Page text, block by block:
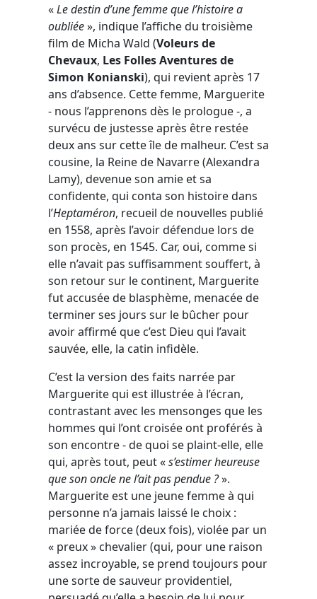
«Le destin d’une femme que l’histoire a
oubliée», indique l’affiche du troisième
film de Micha Wald (Voleurs de
Chevaux, Les Folles Aventures de
Simon Konianski), qui revient après 17
ans d’absence. Cette femme, Marguerite
- nous l’apprenons dès le prologue -, a
survécu de justesse après être restée
deux ans sur cette île de malheur. C’est sa
cousine, la Reine de Navarre (Alexandra
Lamy), devenue son amie et sa
confidente, qui conta son histoire dans
l’Heptaméron, recueil de nouvelles publié
en 1558, après l’avoir défendue lors de
son procès, en 1545. Car, oui, comme si
elle n’avait pas suffisamment souffert, à
son retour sur le continent, Marguerite
fut accusée de blasphème, menacée de
terminer ses jours sur le bûcher pour
avoir affirmé que c’est Dieu qui l’avait
sauvée, elle, la catin infidèle.
C’est la version des faits narrée par
Marguerite qui est illustrée à l’écran,
contrastant avec les mensonges que les
hommes qui l’ont croisée ont proférés à
son encontre - de quoi se plaint-elle, elle
qui, après tout, peut «s’estimer heureuse
que son oncle ne l’ait pas pendue ?».
Marguerite est une jeune femme à qui
personne n’a jamais laissé le choix :
mariée de force (deux fois), violée par un
« preux » chevalier (qui, pour une raison
assez incroyable, se prend toujours pour
une sorte de sauveur providentiel,